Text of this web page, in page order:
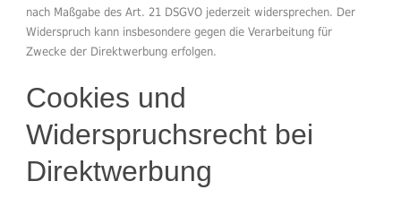
nach Maßgabe des Art. 21 DSGVO jederzeit widersprechen. Der
Widerspruch kann insbesondere gegen die Verarbeitung für
Zwecke der Direktwerbung erfolgen.
Cookies und
Widerspruchsrecht bei
Direktwerbung